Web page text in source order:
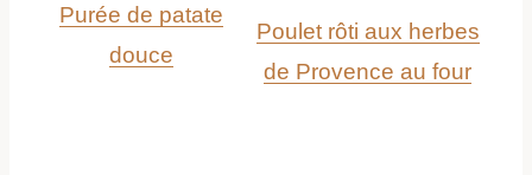
Purée de patate
douce
Poulet rôti aux herbes
de Provence au four